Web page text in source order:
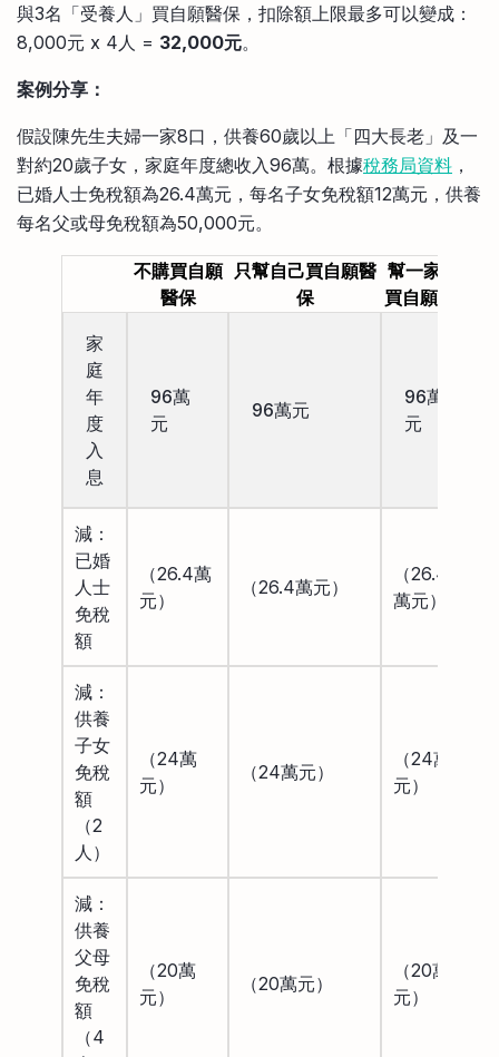
與3名「受養人」買自願醫保，扣除額上限最多可以變成：
8,000元 x 4人 = 32,000元。
案例分享：
假設陳先生夫婦一家8口，供養60歲以上「四大長老」及一
對約20歲子女，家庭年度總收入96萬。根據稅務局資料 ，
已婚人士免稅額為26.4萬元，每名子女免稅額12萬元，供養
每名父或母免稅額為50,000元。
不購買自願
醫保
只幫自己買自願醫
保
幫一家8口
買自願醫保
家
庭
年
度
入
息
96萬
元
96萬元
96萬
元
減：
已婚
人士
免稅
額
（26.4萬
元）
（26.4萬元）
（26.4
萬元）
減：
供養
子女
免稅
額
（2
人）
（24萬
元）
（24萬元）
（24萬
元）
減：
供養
父母
免稅
額
（4
（20萬
元）
（20萬元）
（20萬
元）